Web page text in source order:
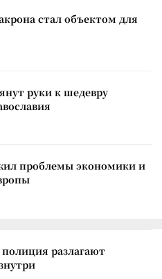
стал объектом для
руки к шедевру
проблемы экономики и
разлагают